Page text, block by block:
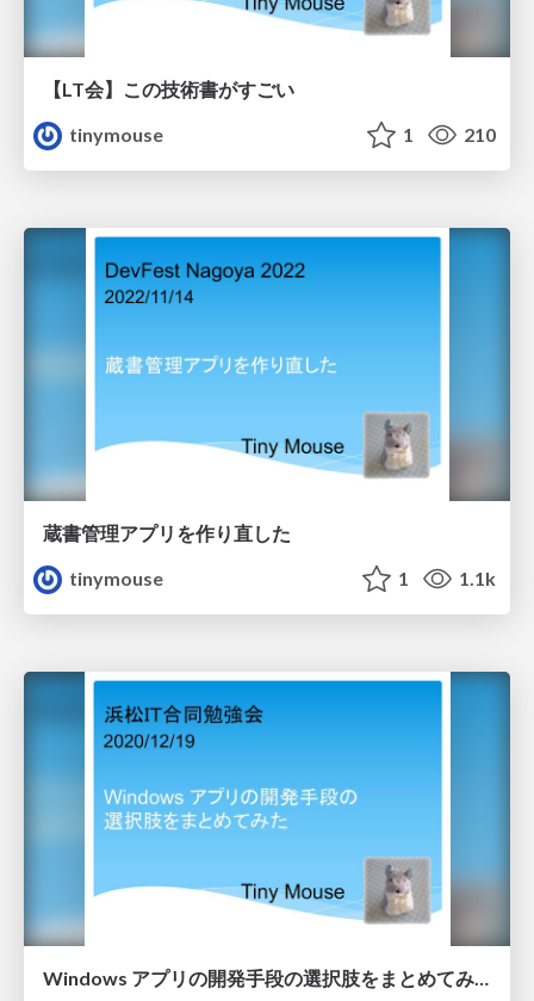
【LT会】この技術書がすごい
tinymouse
1 210
蔵書管理アプリを作り直した
tinymouse
1 1.1k